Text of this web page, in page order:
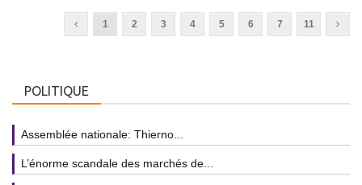
1 2 3 4 5 6 7 11
POLITIQUE
Assemblée nationale: Thierno...
L’énorme scandale des marchés de...